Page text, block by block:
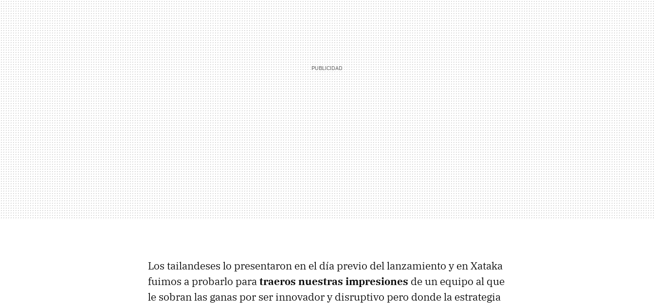
Los tailandeses lo presentaron en el día previo del lanzamiento y en Xataka
fuimos a probarlo paratraeros nuestras impresiones de un equipo al que
le sobran las ganas por ser innovador y disruptivo pero donde la estrategia